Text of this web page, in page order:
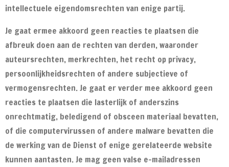
intellectuele eigendomsrechten van enige partij.
Je gaat ermee akkoord geen reacties te plaatsen die
afbreuk doen aan de rechten van derden, waaronder
auteursrechten, merkrechten, het recht op privacy,
persoonlijkheidsrechten of andere subjectieve of
vermogensrechten. Je gaat er verder mee akkoord geen
reacties te plaatsen die lasterlijk of anderszins
onrechtmatig, beledigend of obsceen materiaal bevatten,
of die computervirussen of andere malware bevatten die
de werking van de Dienst of enige gerelateerde website
kunnen aantasten. Je mag geen valse e-mailadressen